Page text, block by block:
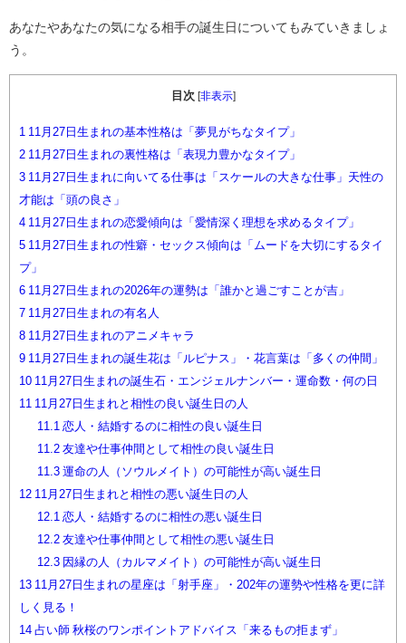
あなたやあなたの気になる相手の誕生日についてもみていきましょ
う。
目次 非表示]
1 11月27日生まれの基本性格は「夢見がちなタイプ」
2 11月27日生まれの裏性格は「表現力豊かなタイプ」
3 11月27日生まれに向いてる仕事は「スケールの大きな仕事」天性の
才能は「頭の良さ」
4 11月27日生まれの恋愛傾向は「愛情深く理想を求めるタイプ」
5 11月27日生まれの性癖・セックス傾向は「ムードを大切にするタイ
プ」
6 11月27日生まれの2026年の運勢は「誰かと過ごすことが吉」
7 11月27日生まれの有名人
8 11月27日生まれのアニメキャラ
9 11月27日生まれの誕生花は「ルピナス」・花言葉は「多くの仲間」
10 11月27日生まれの誕生石・エンジェルナンバー・運命数・何の日
11 11月27日生まれと相性の良い誕生日の人
11.1 恋人・結婚するのに相性の良い誕生日
11.2友達や仕事仲間として相性の良い誕生日
11.3運命の人（ソウルメイト）の可能性が高い誕生日
12 11月27日生まれと相性の悪い誕生日の人
12.1 恋人・結婚するのに相性の悪い誕生日
12.2友達や仕事仲間として相性の悪い誕生日
12.3因縁の人（カルマメイト）の可能性が高い誕生日
13 11月27日生まれの星座は「射手座」・202年の運勢や性格を更に詳
しく見る！
14 占い師 秋桜のワンポイントアドバイス「来るもの拒まず」